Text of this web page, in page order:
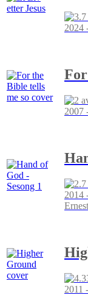
2024
2007
2014
Ernest
2011